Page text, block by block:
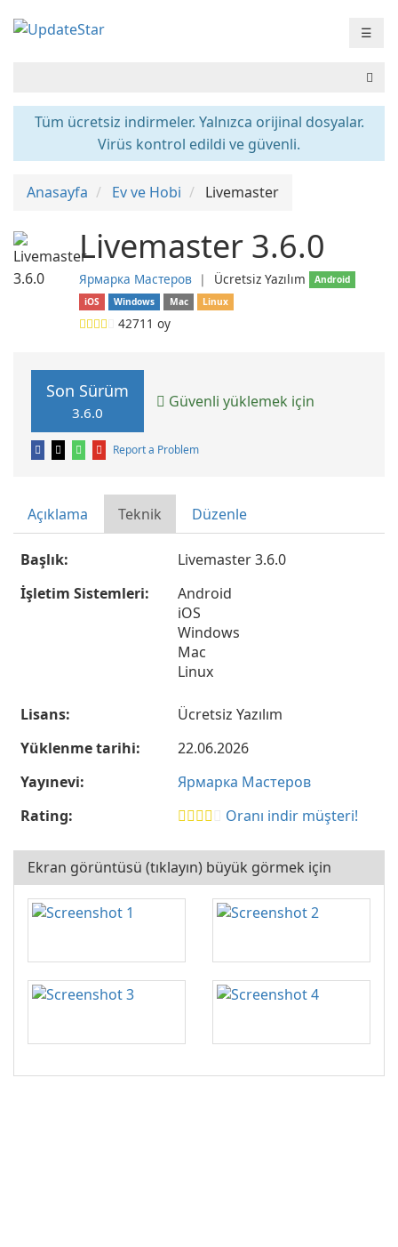
☰
Tüm ücretsiz indirmeler. Yalnızca orijinal dosyalar.
Virüs kontrol edildi ve güvenli.
Anasayfa Ev ve Hobi Livemaster
Livemaster 3.6.0
Ярмарка Мастеров ❘ Ücretsiz Yazılım
Android
iOS
Windows Mac Linux
42711 oy
Son Sürüm
3.6.0
Güvenli yüklemek için
Report a Problem
Açıklama Teknik Düzenle
Başlık:
Livemaster 3.6.0
İşletim Sistemleri:
Android
iOS
Windows
Mac
Linux
Lisans:
Ücretsiz Yazılım
Yüklenme tarihi:
22.06.2026
Yayınevi:
Ярмарка Мастеров
Rating:
Oranı indir müşteri!
Ekran görüntüsü (tıklayın) büyük görmek için